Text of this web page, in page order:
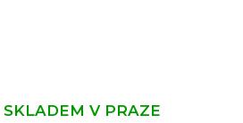
SKLADEM V PRAZE